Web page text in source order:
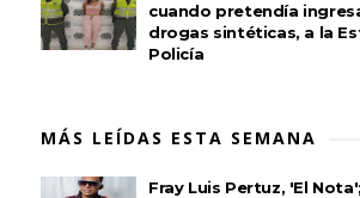
cuando pretendía
drogas sintéticas, a la
Policía
MÁS LEÍDAS ESTA SEMANA
Fray Luis Pertuz, 'El